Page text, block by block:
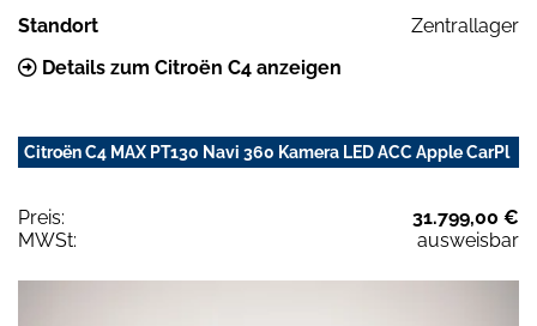
Standort
Zentrallager
Details zum Citroën C4 anzeigen
Citroën C4 MAX PT130 Navi 360 Kamera LED ACC Apple CarPl
Preis:
31.799,00 €
MWSt:
ausweisbar